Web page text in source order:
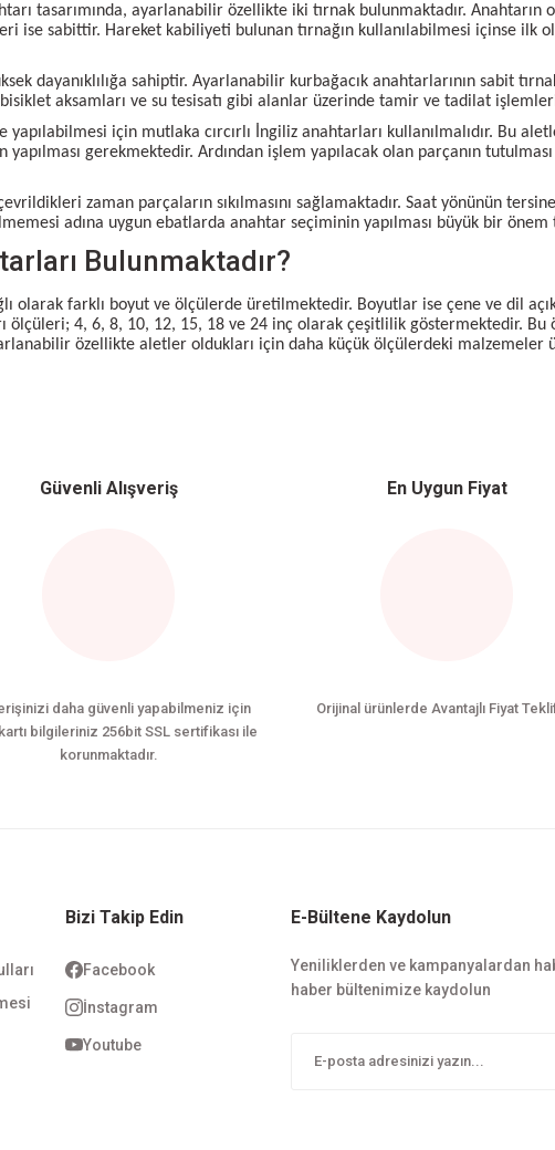
tasarımında, ayarlanabilir özellikte iki tırnak bulunmaktadır.
ise sabittir. Hareket kabiliyeti bulunan tırnağın kullanılabilmesi içinse ilk
dayanıklılığa sahiptir. Ayarlanabilir kurbağacık anahtarlarının sabit
aksamları ve su tesisatı gibi alanlar üzerinde tamir ve tadilat
için mutlaka cırcırlı İngiliz anahtarları kullanılmalıdır. Bu
yapılması gerekmektedir. Ardından işlem yapılacak olan parçanın
zaman parçaların sıkılmasını sağlamaktadır. Saat yönünün
adına uygun ebatlarda anahtar seçiminin yapılması büyük bir önem
Bulunmaktadır?
olarak farklı boyut ve ölçülerde üretilmektedir. Boyutlar ise çene ve dil
ölçüleri; 4, 6, 8, 10, 12, 15, 18 ve 24 inç olarak çeşitlilik göstermektedir. Bu
özellikte aletler oldukları için daha küçük ölçülerdeki malzemeler
Güvenli Alışveriş
daha güvenli yapabilmeniz için
bilgileriniz 256bit SSL sertifikası ile
korunmaktadır.
En Uygun Fiyat
Orijinal ürünlerde Avantajlı Fiyat
Bizi Takip Edin
Facebook
İnstagram
Youtube
E-Bültene Kaydolun
Yeniliklerden ve kampanyalardan
haber bültenimize kaydolun